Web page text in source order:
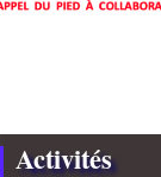
Activités